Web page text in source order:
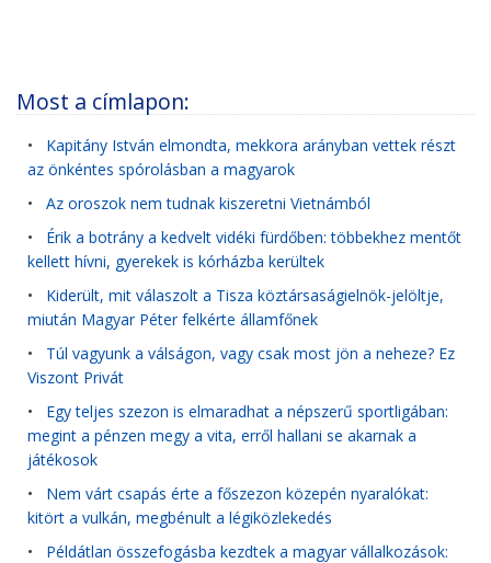
Most a címlapon:
• Kapitány István elmondta, mekkora arányban vettek részt
az önkéntes spórolásban a magyarok
• Az oroszok nem tudnak kiszeretni Vietnámból
• Érik a botrány a kedvelt vidéki fürdőben: többekhez mentőt
kellett hívni, gyerekek is kórházba kerültek
• Kiderült, mit válaszolt a Tisza köztársaságielnök-jelöltje,
miután Magyar Péter felkérte államfőnek
• Túl vagyunk a válságon, vagy csak most jön a neheze? Ez
Viszont Privát
• Egy teljes szezon is elmaradhat a népszerű sportligában:
megint a pénzen megy a vita, erről hallani se akarnak a
játékosok
• Nem várt csapás érte a főszezon közepén nyaralókat:
kitört a vulkán, megbénult a légiközlekedés
• Példátlan összefogásba kezdtek a magyar vállalkozások: